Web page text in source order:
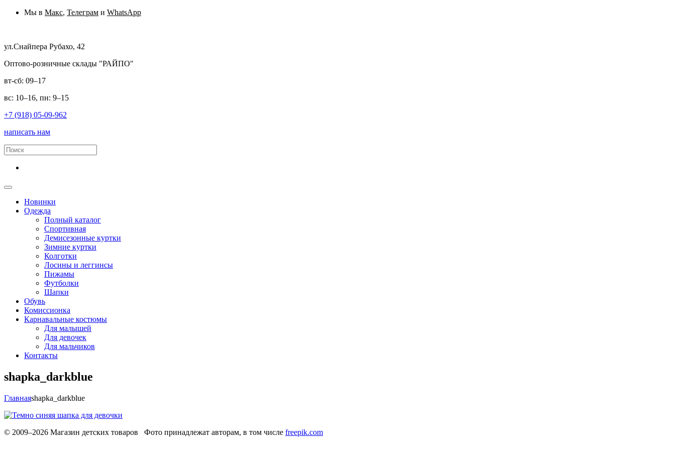
Мы в Макс, Телеграм и WhatsApp
ул.Снайпера Рубахо, 42
Оптово-розничные склады "РАЙПО"
вт-сб: 09–17
вс: 10–16, пн: 9–15
+7 (918) 05-09-962
написать нам
Новинки
Одежда
Полный каталог
Спортивная
Демисезонные куртки
Зимние куртки
Колготки
Лосины и леггинсы
Пижамы
Футболки
Шапки
Обувь
Комиссионка
Карнавальные костюмы
Для малышей
Для девочек
Для мальчиков
Контакты
shapka_darkblue
Главнаяshapka_darkblue
© 2009–2026 Магазин детских товаров Фото принадлежат авторам, в том числе freepik.com